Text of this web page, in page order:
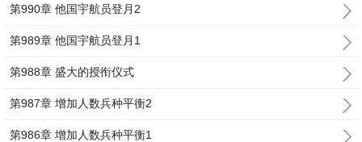
第990章 他国宇航员登月2
第989章 他国宇航员登月1
第988章 盛大的授衔仪式
第987章 增加人数兵种平衡2
第986章 增加人数兵种平衡1